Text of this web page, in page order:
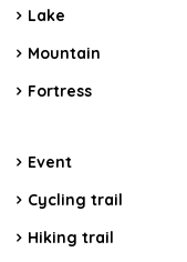
Lake
Mountain
Fortress
Event
Cycling trail
Hiking trail